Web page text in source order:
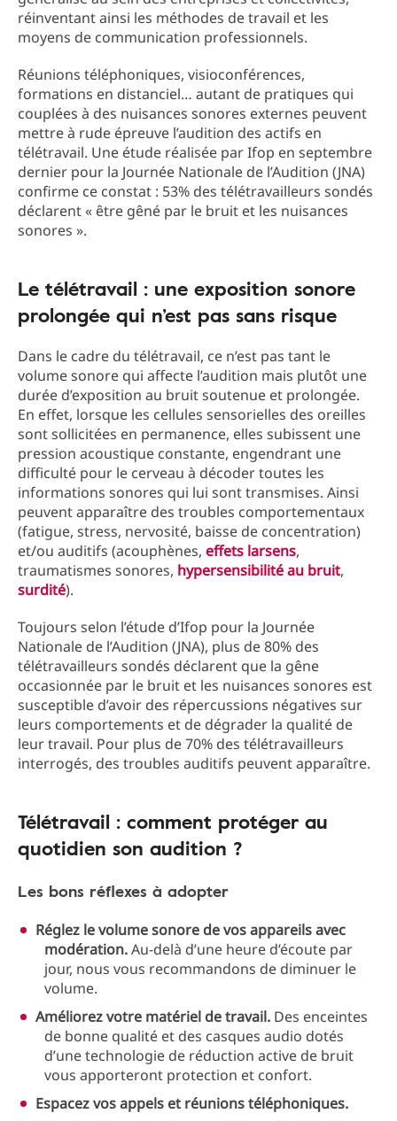
réinventant ainsi les méthodes de travail et les
moyens de communication professionnels.
Réunions téléphoniques, visioconférences,
formations en distanciel… autant de pratiques qui
couplées à des nuisances sonores externes peuvent
mettre à rude épreuve l’audition des actifs en
télétravail. Une étude réalisée par Ifop en septembre
dernier pour la Journée Nationale de l’Audition (JNA)
confirme ce constat : 53% des télétravailleurs sondés
déclarent « être gêné par le bruit et les nuisances
sonores ».
Le télétravail : une exposition sonore
prolongée qui n’est pas sans risque
Dans le cadre du télétravail, ce n’est pas tant le
volume sonore qui affecte l’audition mais plutôt une
durée d’exposition au bruit soutenue et prolongée.
En effet, lorsque les cellules sensorielles des oreilles
sont sollicitées en permanence, elles subissent une
pression acoustique constante, engendrant une
difficulté pour le cerveau à décoder toutes les
informations sonores qui lui sont transmises. Ainsi
peuvent apparaître des troubles comportementaux
(fatigue, stress, nervosité, baisse de concentration)
et/ou auditifs (acouphènes, effets larsens,
traumatismes sonores, hypersensibilité au bruit,
surdité).
Toujours selon l’étude d’Ifop pour la Journée
Nationale de l’Audition (JNA), plus de 80% des
télétravailleurs sondés déclarent que la gêne
occasionnée par le bruit et les nuisances sonores est
susceptible d’avoir des répercussions négatives sur
leurs comportements et de dégrader la qualité de
leur travail. Pour plus de 70% des télétravailleurs
interrogés, des troubles auditifs peuvent apparaître.
Télétravail : comment protéger au
quotidien son audition ?
Les bons réflexes à adopter
Réglez le volume sonore de vos appareils avec
modération.Au-delà d’une heure d’écoute par
jour, nous vous recommandons de diminuer le
volume.
Améliorez votre matériel de travail. Des enceintes
de bonne qualité et des casques audio dotés
d’une technologie de réduction active de bruit
vous apporteront protection et confort.
Espacez vos appels et réunions téléphoniques.